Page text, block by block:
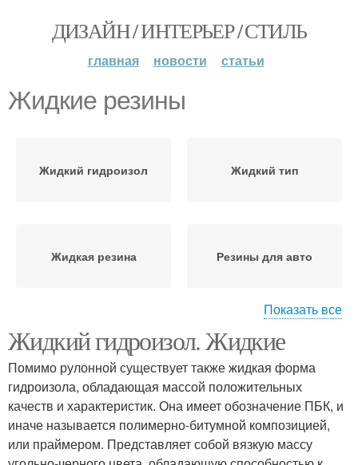
ДИЗАЙН / ИНТЕРЬЕР / СТИЛЬ
главная новости статьи
Жидкие резины
Жидкий гидроизол Жидкий тип
Жидкая резина Резины для авто
Жидкая гидроизоляция
Показать все
Жидкий гидроизол. Жидкие
Помимо рулонной существует также жидкая форма
гидроизола, обладающая массой положительных
качеств и характеристик. Она имеет обозначение ПБК, и
иначе называется полимерно-битумной композицией,
или праймером. Представляет собой вязкую массу